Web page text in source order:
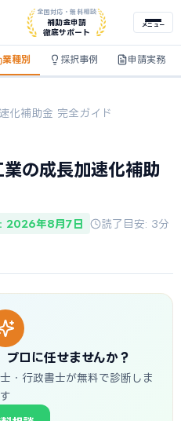
全国対応・無料相談
補助金申請
徹底サポート
メニュー
業種別 採択事例 申請実務
化補助金 完全ガイド
の成長加速化補助
2026年8月7日
読了目安: 3分
ロに任せませんか？
・行政書士が無料で診断しま
す